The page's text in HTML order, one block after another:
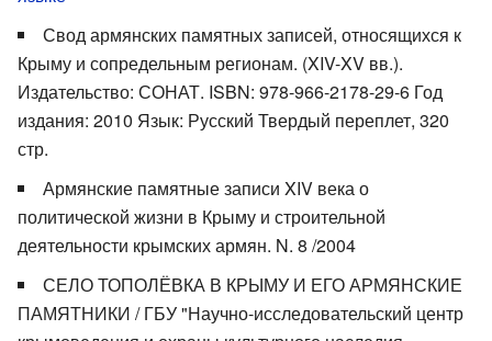
Свод армянских памятных записей, относящихся к
Крыму и сопредельным регионам. (XIV-XV вв.).
Издательство: СОНАТ. ISBN: 978-966-2178-29-6 Год
издания: 2010 Язык: Русский Твердый переплет, 320
стр.
Армянские памятные записи XIV века о
политической жизни в Крыму и строительной
деятельности крымских армян. N. 8 /2004
СЕЛО ТОПОЛЁВКА В КРЫМУ И ЕГО АРМЯНСКИЕ
ПАМЯТНИКИ / ГБУ "Научно-исследовательский центр